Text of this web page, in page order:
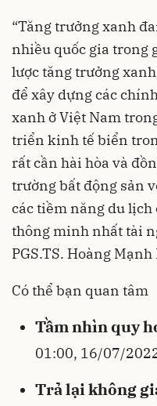
“Tăng trưởng xanh
nhiều quốc gia trong
lược tăng trưởng
để xây dựng các
xanh ở Việt Nam
triển kinh tế biển
rất cần hài hòa và
trường bất động sản
các tiềm năng du
thông minh nhất tài
PGS.TS. Hoàng
Có thể bạn quan tâm
Tầm nhìn quy
01:00, 16/07/
Trả lại không